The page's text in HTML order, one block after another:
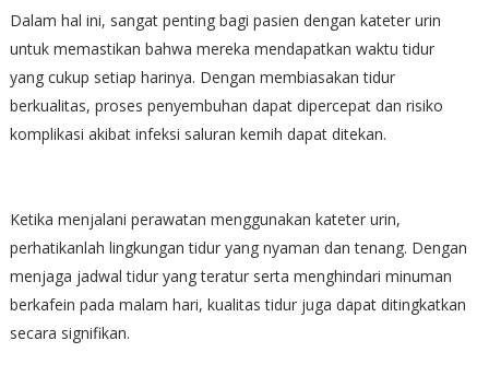
Dalam hal ini, sangat penting bagi pasien dengan kateter urin
untuk memastikan bahwa mereka mendapatkan waktu tidur
yang cukup setiap harinya. Dengan membiasakan tidur
berkualitas, proses penyembuhan dapat dipercepat dan risiko
komplikasi akibat infeksi saluran kemih dapat ditekan.
Ketika menjalani perawatan menggunakan kateter urin,
perhatikanlah lingkungan tidur yang nyaman dan tenang. Dengan
menjaga jadwal tidur yang teratur serta menghindari minuman
berkafein pada malam hari, kualitas tidur juga dapat ditingkatkan
secara signifikan.